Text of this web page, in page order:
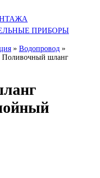
ПРИБОРЫ
» Водопровод »
Поливочный шланг